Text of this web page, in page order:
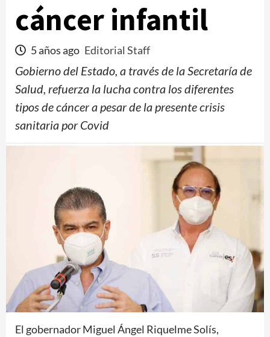
cáncer infantil
5 años ago Editorial Staff
Gobierno del Estado, a través de la Secretaría de
Salud, refuerza la lucha contra los diferentes
tipos de cáncer a pesar de la presente crisis
sanitaria por Covid
El gobernador Miguel Ángel Riquelme Solís,